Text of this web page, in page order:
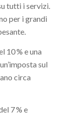
tutti i servizi.
per i grandi
10 % e una
sul
circa
7 % e